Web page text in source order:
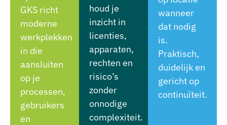
GKS richt
moderne
werkplekken
in die
aansluiten
op je
processen,
gebruikers
en
houd je
inzicht in
licenties,
apparaten,
rechten en
risico’s
zonder
onnodige
complexiteit.
wanneer
dat nodig
is.
Praktisch,
duidelijk en
gericht op
continuïteit.